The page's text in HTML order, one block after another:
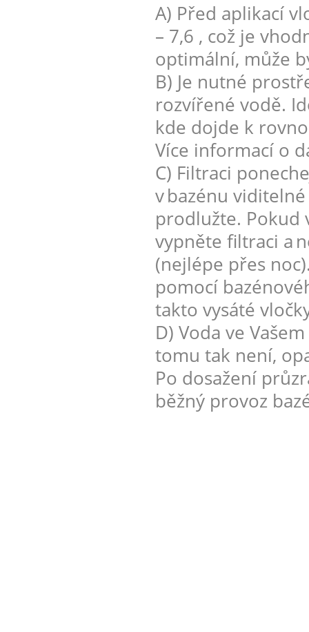
A) Před aplikací
– 7,6 , což je
optimální, může
B) Je nutné
rozvířené vodě.
kde dojde k
Více informací o
C) Filtraci
v bazénu
prodlužte. Pokud
vypněte filtraci a
(nejlépe přes
pomocí
takto vysáté
D) Voda ve
tomu tak není,
Po dosažení
běžný provoz